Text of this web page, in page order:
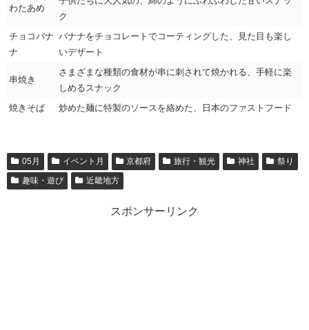
わたあめ
ク
チョコバナ
ナ
バナナをチョコレートでコーティングした、見た目も楽し
いデザート
串焼き
さまざまな種類の食材が串に刺されて焼かれる、手軽に楽
しめるスナック
焼きそば
炒めた麺に特製のソースを絡めた、日本のファストフード
05月 イベント月 京都府 旅行・観光 神社
祭り
趣味・遊び
近畿地方
スポンサーリンク